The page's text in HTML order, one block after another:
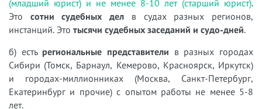
(младший юрист) и не менее 8-10 лет (старший юрист).
Это сотни судебных дел в судах разных регионов,
инстанций. Это тысячи судебных заседаний и судо-дней.
б) есть региональные представители в разных городах
Сибири (Томск, Барнаул, Кемерово, Красноярск, Иркутск)
и городах-миллионниках (Москва, Санкт-Петербург,
Екатеринбург и прочие) с опытом работы не менее 5-8
лет.